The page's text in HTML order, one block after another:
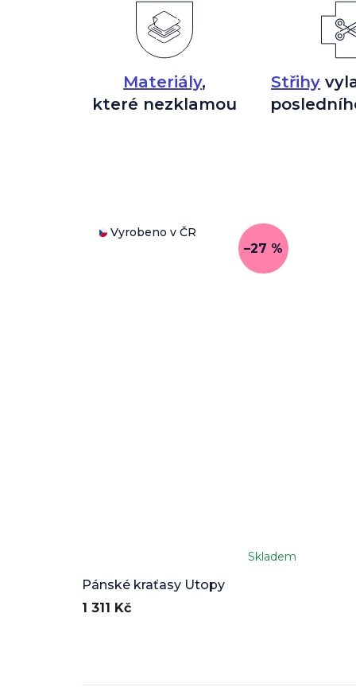
Materiály,
které nezklamou
Střihy
Vyrobeno v ČR
–27 %
Pánské kraťasy Utopy
Skladem
1 311 Kč